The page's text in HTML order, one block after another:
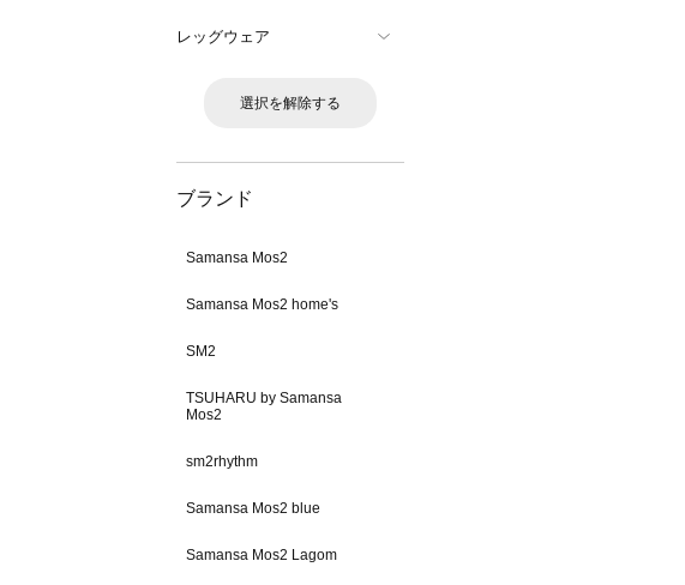
レッグウェア
選択を解除する
ブランド
Samansa Mos2
Samansa Mos2 home's
SM2
TSUHARU by Samansa
Mos2
sm2rhythm
Samansa Mos2 blue
Samansa Mos2 Lagom